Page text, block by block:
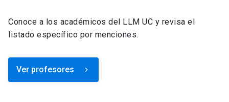
Conoce a los académicos del LLM UC y revisa el
listado específico por menciones.
Ver profesores keyboard_arrow_right